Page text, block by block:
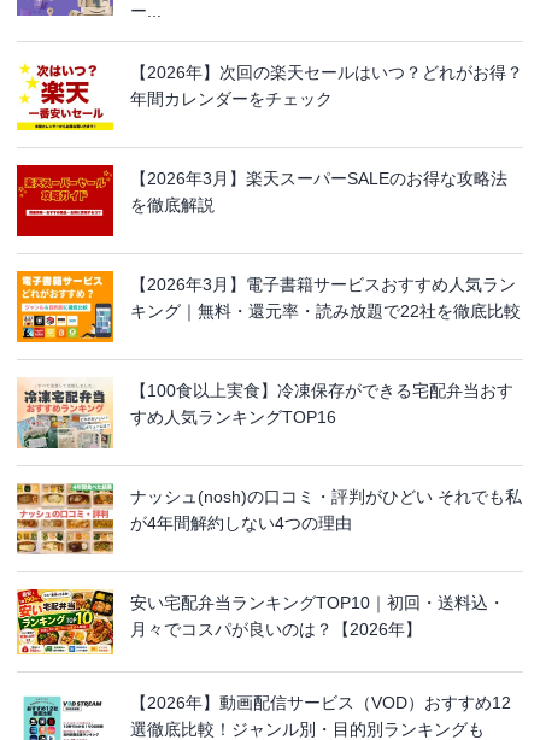
ー...
【2026年】次回の楽天セールはいつ？どれがお得？
年間カレンダーをチェック
【2026年3月】楽天スーパーSALEのお得な攻略法
を徹底解説
【2026年3月】電子書籍サービスおすすめ人気ラン
キング｜無料・還元率・読み放題で22社を徹底比較
【100食以上実食】冷凍保存ができる宅配弁当おす
すめ人気ランキングTOP16
ナッシュ(nosh)の口コミ・評判がひどい それでも私
が4年間解約しない4つの理由
安い宅配弁当ランキングTOP10｜初回・送料込・
月々でコスパが良いのは？【2026年】
【2026年】動画配信サービス（VOD）おすすめ12
選徹底比較！ジャンル別・目的別ランキングも